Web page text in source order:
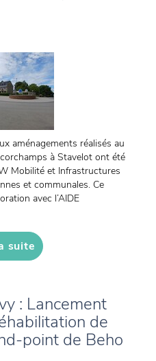
aménagements réalisés au
à Stavelot ont été
Mobilité et Infrastructures
et communales. Ce
avec l’AIDE
suite
: Lancement
de
point de Beho